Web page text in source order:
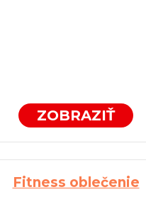
ZOBRAZIŤ
Fitness oblečenie